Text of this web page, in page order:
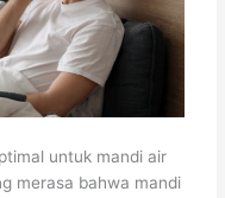
untuk mandi air
merasa bahwa mandi